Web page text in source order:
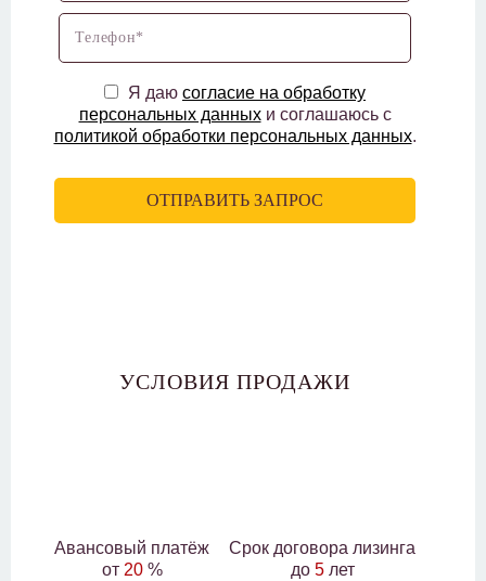
Я даю согласие на обработку
персональных данныхи соглашаюсь с
политикой обработки персональных данных.
УСЛОВИЯ ПРОДАЖИ
Авансовый платёж
от 20%
Срок договора лизинга
до 5лет